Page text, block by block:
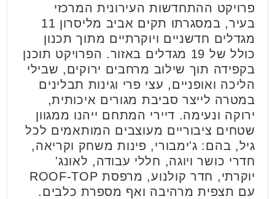
פרויקט ההתחדשות העירונית המרכזי
בעיר, במסגרתו תקים אביב מליסרון 11
מגדלים חדשניים ויוקרתיים מתוך תכנון
כולל של 19 מגדלים באזור. הפרויקט תוכנן
בקפידה תוך שילוב מרחבים ירוקים, שבילי
הליכה ואופניים, עצי פרי וגינות תבלינים
במטרה לייצר סביבת מגורים איכותית,
ירוקה ונעימה. דיירי המתחם ייהנו ממגוון
שטחים ציבוריים מעוצבים המותאמים לכל
גיל, בהם: ג'ימבורי, פינות משחק וקריאה,
חדרי כושר ויוגה, חללי עבודה, לאונג'
יוקרתי, חדר קולנוע, מרפסת ROOF-TOP
עם תצפית מרהיבה ואף מספרת כלבים.